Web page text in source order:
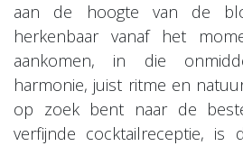
aan de hoogte van de
herkenbaar vanaf het
aankomen, in die
harmonie, juist ritme en
op zoek bent naar de
verfijnde cocktailreceptie, is